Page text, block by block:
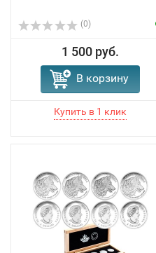
(0)
1 500 руб.
В корзину